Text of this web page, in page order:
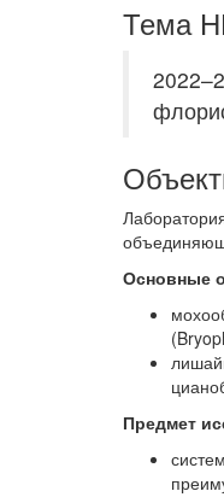
Тема
Основные
Предмет